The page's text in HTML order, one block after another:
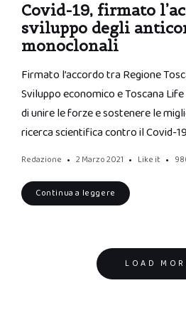
Covid-19, firmato
sviluppo degli
monoclonali
Firmato l’accordo tra Regione
Sviluppo economico e Toscana
di unire le forze e sostenere le
ricerca scientifica contro il Covid-
Redazione 2 Marzo 2021 Like it
Continua a leggere
navigation
LOAD